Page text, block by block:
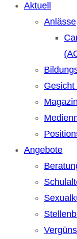
Aktuell
Anlässe
Gesicht
Angebote